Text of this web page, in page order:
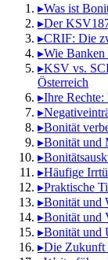
▸Was ist
▸Der
▸CRIF: Die
▸Wie
▸KSV vs.
Österreich
▸Ihre
▸
▸Bonität
▸Bonität und
▸
▸Häufige
▸Praktische
▸Bonität und
▸Bonität und
▸Bonität und
▸Die Zukunft